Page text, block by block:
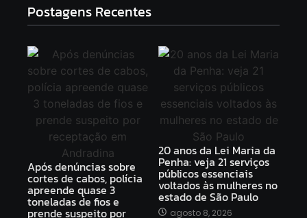
Postagens Recentes
Após denúncias sobre
cortes de cabos, polícia
apreende quase 3
toneladas de fios e
prende suspeito por
20 anos da Lei Maria da
Penha: veja 21 serviços
públicos essenciais
voltados às mulheres no
estado de São Paulo
agosto 8, 2026